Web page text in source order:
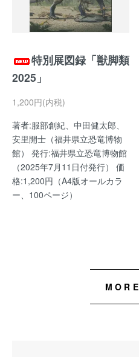
特別展図録「獣脚類
2025」
1,200円(内税)
著者:服部創紀、中田健太郎、
安里開士（福井県立恐竜博物
館） 発行:福井県立恐竜博物館
（2025年7月11日付発行） 価
格:1,200円（A4版オールカラ
ー、100ページ）
MORE